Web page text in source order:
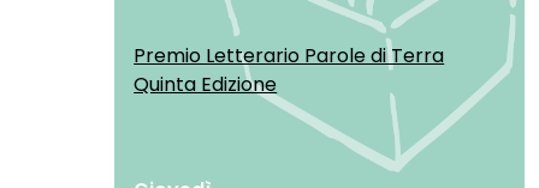
Premio Letterario Parole di Terra
Quinta Edizione